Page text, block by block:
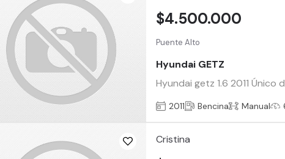
Puente Alto
Hyundai GETZ
Hyundai getz 1.6 2011
$4.500.000
2011 Bencina Manual
Cristina